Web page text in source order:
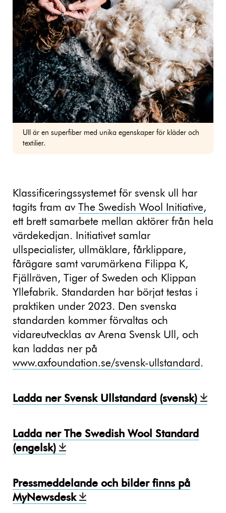
Ull är en superfiber med unika egenskaper för kläder och
textilier.
Klassificeringssystemet för svensk ull har
tagits fram av
The Swedish Wool Initiative,
ett brett samarbete mellan aktörer från hela
värdekedjan. Initiativet samlar
ullspecialister, ullmäklare, fårklippare,
fårägare samt varumärkena Filippa K,
Fjällräven, Tiger of Sweden och Klippan
Yllefabrik. Standarden har börjat testas i
praktiken under 2023. Den svenska
standarden kommer förvaltas och
vidareutvecklas av Arena Svensk Ull, och
kan laddas ner på
www.axfoundation.se/svensk-ullstandard .
Ladda ner Svensk Ullstandard (svensk)
Ladda ner The Swedish Wool Standard
(engelsk)
Pressmeddelande och bilder finns på
MyNewsdesk